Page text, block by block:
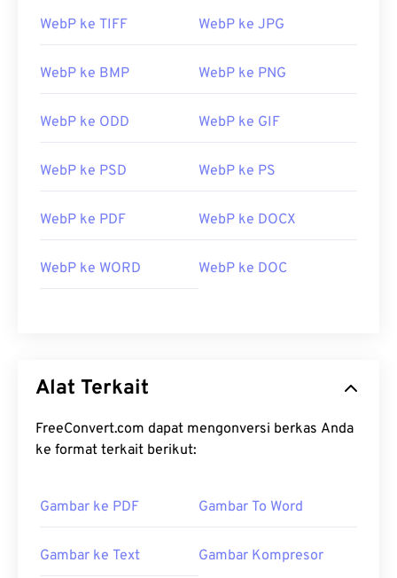
WebP ke TIFF WebP ke JPG
WebP ke BMP WebP ke PNG
WebP ke ODD WebP ke GIF
WebP ke PSD WebP ke PS
WebP ke PDF WebP ke DOCX
WebP ke WORD WebP ke DOC
Alat Terkait
FreeConvert.com dapat mengonversi berkas Anda
ke format terkait berikut:
Gambar ke PDF Gambar To Word
Gambar ke Text Gambar Kompresor